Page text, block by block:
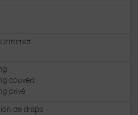
Internet
couvert
privé
de draps